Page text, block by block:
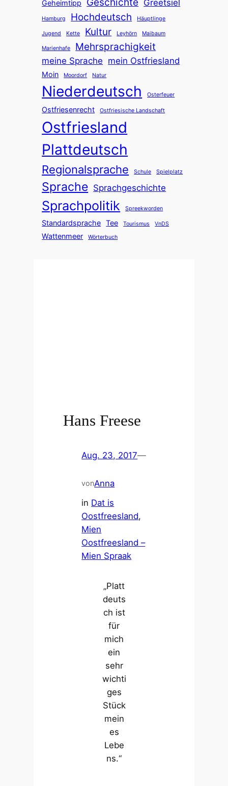
Geheimtipp
Greetsiel
Hamburg Hochdeutsch Häuptlinge
Jugend Kette Kultur Leyhörn Maibaum
Marienhafe Mehrsprachigkeit
meine Sprache mein Ostfriesland
Moin Moordorf Natur
Niederdeutsch Osterfeuer
Ostfriesenrecht Ostfriesische Landschaft
Ostfriesland
Plattdeutsch
Regionalsprache Schule Spielplatz
Sprache Sprachgeschichte
Sprachpolitik Spreekworden
Standardsprache Tee Tourismus VnDS
Wattenmeer Wörterbuch
Hans Freese
Aug. 23, 2017—
vonAnna
in Dat is
Oostfreesland
Mien
Oostfreesland –
Mien Spraak
„Platt
deuts
ch ist
für
mich
ein
sehr
wichti
ges
Stück
mein
es
Lebe
ns.“